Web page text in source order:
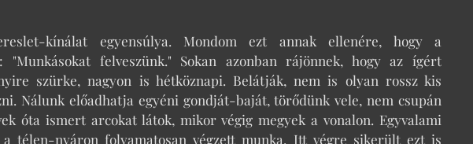
kínálat egyensúlya. Mondom ezt annak ellenére, hogy a
felveszünk." Sokan azonban rájönnek, hogy az ígért
szürke, nagyon is hétköznapi. Belátják, nem is olyan rossz kis
Nálunk előadhatja egyéni gondját-baját, törődünk vele, nem csupán
óta ismert arcokat látok, mikor végig megyek a vonalon. Egyvalami
télen-nyáron folyamatosan végzett munka. Itt végre sikerült ezt is